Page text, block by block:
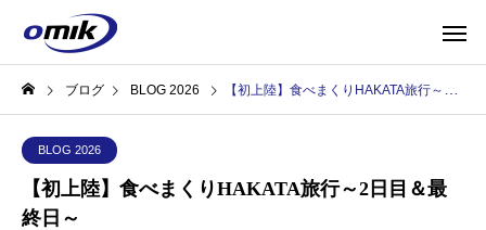
ブログ BLOG 2026 【初上陸】食べまくりHAKATA旅行～2日目＆最終日～
BLOG 2026
【初上陸】食べまくりHAKATA旅行～2日目＆最
終日～